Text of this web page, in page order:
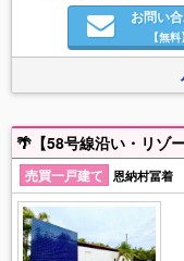
お問い
【無料】
売買一戸建て
恩納村冨着